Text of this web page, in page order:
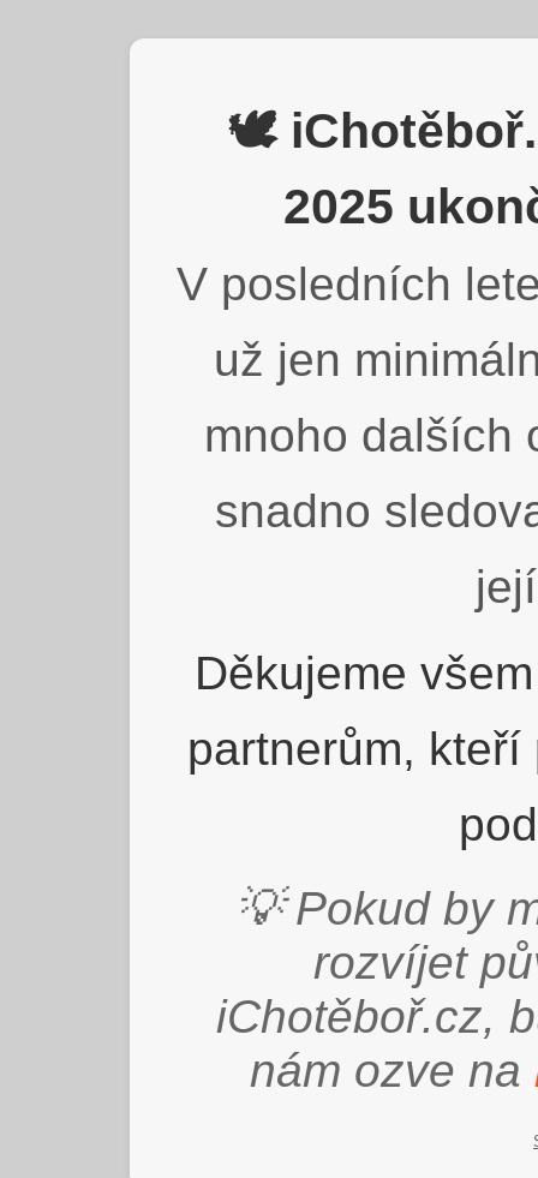
🕊️
2025
V posledních
už jen
mnoho dalších
snadno
Děkujeme
partnerům,
💡 Pokud by
rozvíjet
iChotěboř.cz,
nám ozve na